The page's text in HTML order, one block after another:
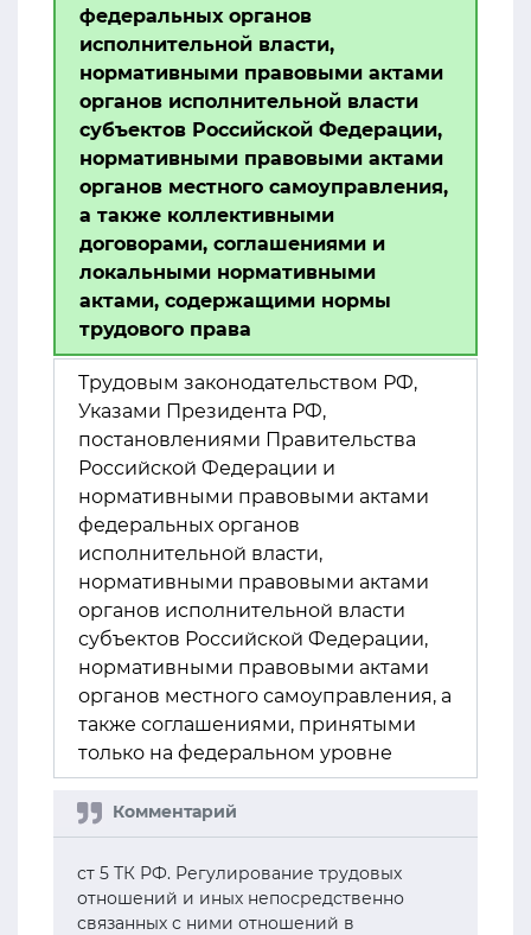
федеральных органов
исполнительной власти,
нормативными правовыми актами
органов исполнительной власти
субъектов Российской Федерации,
нормативными правовыми актами
органов местного самоуправления,
а также коллективными
договорами, соглашениями и
локальными нормативными
актами, содержащими нормы
трудового права
Трудовым законодательством РФ,
Указами Президента РФ,
постановлениями Правительства
Российской Федерации и
нормативными правовыми актами
федеральных органов
исполнительной власти,
нормативными правовыми актами
органов исполнительной власти
субъектов Российской Федерации,
нормативными правовыми актами
органов местного самоуправления, а
также соглашениями, принятыми
только на федеральном уровне
ст 5 ТК РФ. Регулирование трудовых
отношений и иных непосредственно
связанных с ними отношений в